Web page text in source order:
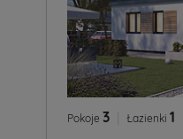
Pokoje 3 Łazienki 1